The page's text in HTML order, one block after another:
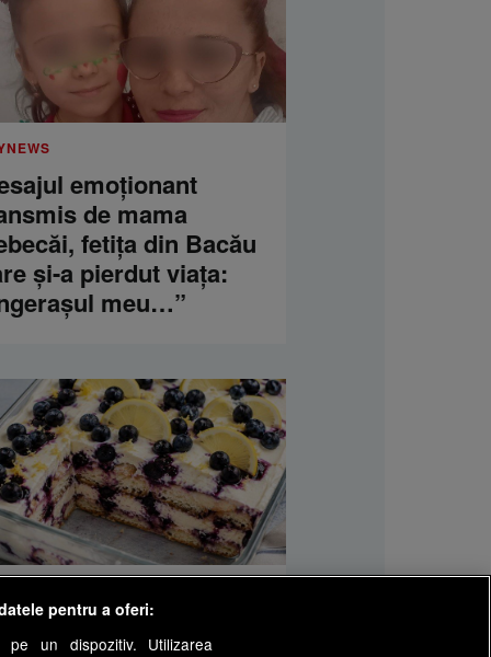
emoționant
de mama
fetița din Bacău
și-a pierdut viața:
meu…”
cu lămâie și
pentru a oferi:
pe un dispozitiv. Utilizarea